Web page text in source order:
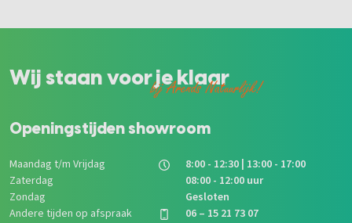
Wij staan voor je klaar
bij Arends Natuurlijk!
Openingstijden showroom
Maandag t/m Vrijdag
8:00 - 12:30 | 13:00 - 17:00
Zaterdag
08:00 - 12:00 uur
Zondag
Gesloten
Andere tijden op afspraak
06 – 15 21 73 07